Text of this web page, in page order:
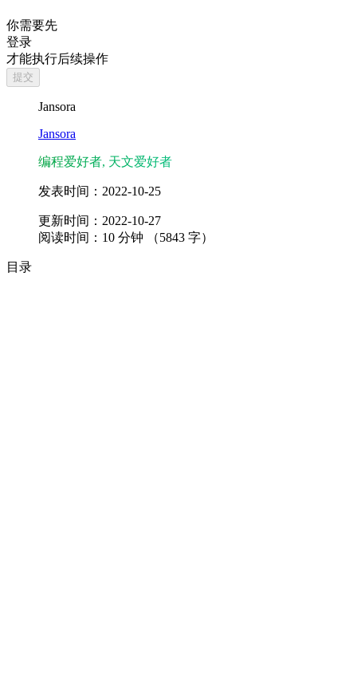
你需要先
登录
才能执行后续操作
提交
Jansora
Jansora
编程爱好者, 天文爱好者
发表时间： 2022-10-25
更新时间： 2022-10-27
阅读时间： 10 分钟 （5843 字）
目录